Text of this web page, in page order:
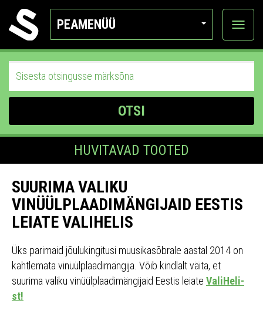
PEAMENÜÜ
Ava
OTSI
HUVITAVAD TOOTED
SUURIMA VALIKU
VINÜÜLPLAADIMÄNGIJAID EESTIS
LEIATE VALIHELIS
Üks parimaid jõulukingitusi muusikasõbrale aastal 2014 on
kahtlemata vinüülplaadimängija. Võib kindlalt väita, et
suurima valiku vinüülplaadimängijaid Eestis leiate ValiHeli-
st!